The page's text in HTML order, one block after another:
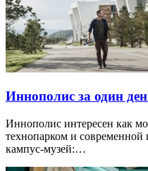
Иннополис за один
Иннополис интересен как
технопарком и
кампус-музей:…